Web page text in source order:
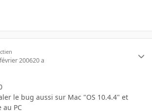
200620 a
le bug aussi sur Mac "OS 10.4.4" et
PC